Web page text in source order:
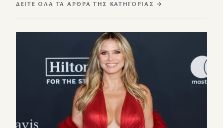
ΔΕΊΤΕ ΌΛΑ ΤΑ ΆΡΘΡΑ ΤΗΣ ΚΑΤΗΓΟΡΊΑΣ →